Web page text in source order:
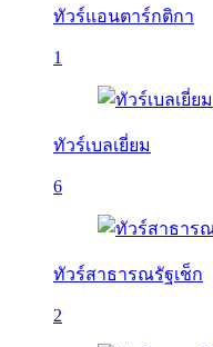
ทัวร์แอนตาร์กติกา
1
ทัวร์เบลเยี่ยม
6
ทัวร์สาธารณรัฐเช็ก
2